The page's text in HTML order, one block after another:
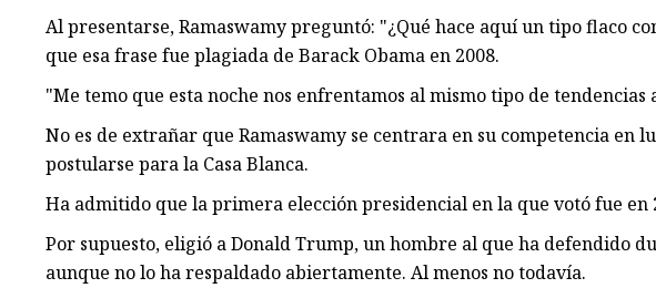
Al presentarse, Ramaswamy preguntó: "¿Qué hace aquí un tipo flaco
que esa frase fue plagiada de Barack Obama en 2008.
"Me temo que esta noche nos enfrentamos al mismo tipo de
No es de extrañar que Ramaswamy se centrara en su competencia en
postularse para la Casa Blanca.
Ha admitido que la primera elección presidencial en la que votó fue en
Por supuesto, eligió a Donald Trump, un hombre al que ha defendido
aunque no lo ha respaldado abiertamente. Al menos no todavía.